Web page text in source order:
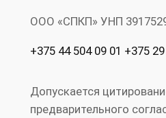
ООО «СПКП» УНП
+375 44 504 09 01 +375
Допускается
предварительного